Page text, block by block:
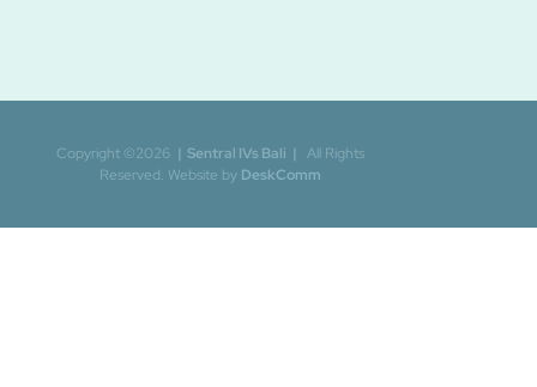
Copyright ©2026 | Sentral IVs Bali | All Rights
Reserved. Website by DeskComm